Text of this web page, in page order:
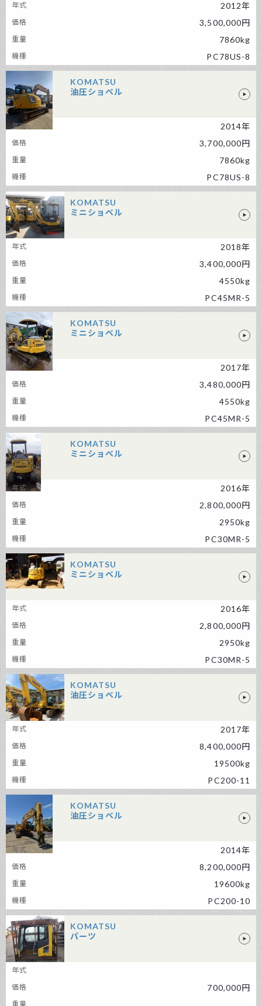
2012年
3,500,000円
7860kg
PC78US-8
KOMATSU
油圧ショベル
2014年
3,700,000円
7860kg
PC78US-8
KOMATSU
ミニショベル
2018年
3,400,000円
4550kg
PC45MR-5
KOMATSU
ミニショベル
2017年
3,480,000円
4550kg
PC45MR-5
KOMATSU
ミニショベル
2016年
2,800,000円
2950kg
PC30MR-5
KOMATSU
ミニショベル
2016年
2,800,000円
2950kg
PC30MR-5
KOMATSU
油圧ショベル
2017年
8,400,000円
19500kg
PC200-11
KOMATSU
油圧ショベル
2014年
8,200,000円
19600kg
PC200-10
KOMATSU
パーツ
700,000円